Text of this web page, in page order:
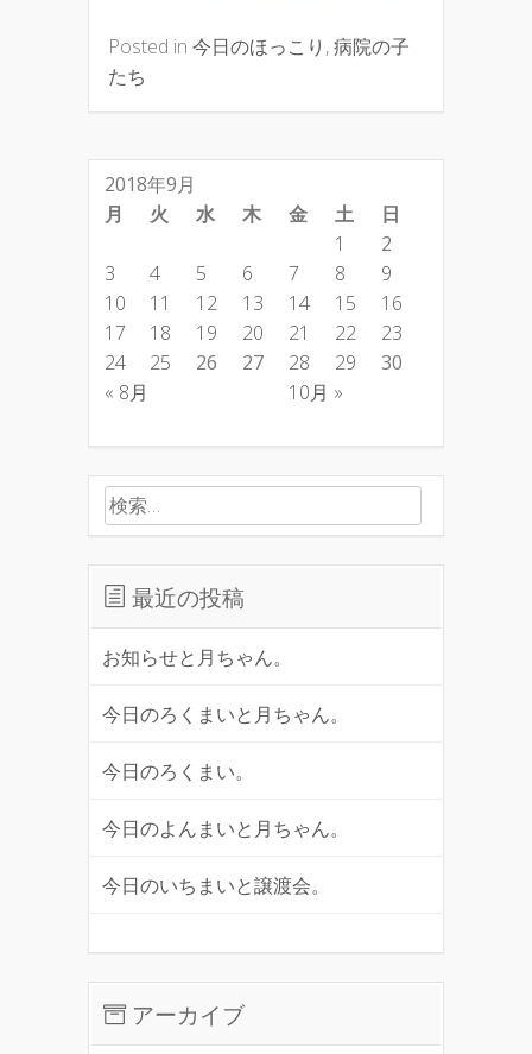
Posted in 今日のほっこり ,病院の子
たち
2018年9月
月
火 水 木 金 土 日
« 8月 10月 »
1
2
3
4 5 6 7 8
9
10
11 12 13 14 15
16
17
18 19 20 21 22
23
24
25 26 27 28 29 30
検索:
最近の投稿
お知らせと月ちゃん。
今日のろくまいと月ちゃん。
今日のろくまい。
今日のよんまいと月ちゃん。
今日のいちまいと譲渡会。
アーカイブ